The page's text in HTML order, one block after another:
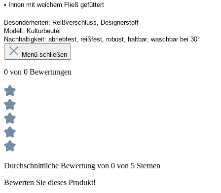
• Innen mit weichem Fließ gefüttert
Besonderheiten: Reißverschluss, Designerstoff
Modell: Kulturbeutel
Nachhaltigkeit: abriebfest, reißfest, robust haltbar, waschbar bei 30°
Menü schließen
0 von 0 Bewertungen
Durchschnittliche Bewertung von 0 von 5 Sternen
Bewerten Sie dieses Produkt!